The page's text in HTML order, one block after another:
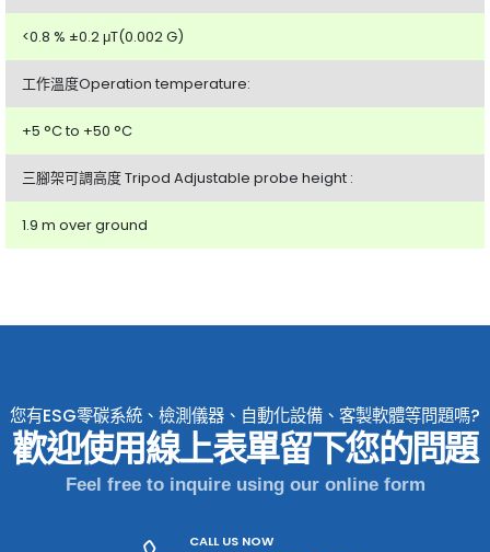
<0.8 % ±0.2 μT(0.002 G)
工作溫度Operation temperature:
+5 °C to +50 °C
三腳架可調高度 Tripod Adjustable probe height :
1.9 m over ground
您有ESG零碳系統、檢測儀器、自動化設備、客製軟體等問題嗎?
歡迎使用線上表單留下您的問題
Feel free to inquire using our online form
CALL US NOW